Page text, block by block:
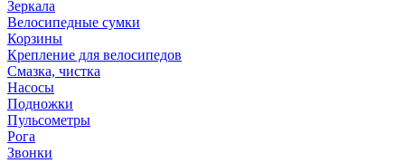
Зеркала
Велосипедные сумки
Корзины
Крепление для велосипедов
Смазка, чистка
Насосы
Подножки
Пульсометры
Рога
Звонки